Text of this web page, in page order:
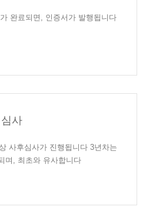
완료되면, 인증서가 발행됩니다
사
사후심사가 진행됩니다 3년차는
며, 최초와 유사합니다